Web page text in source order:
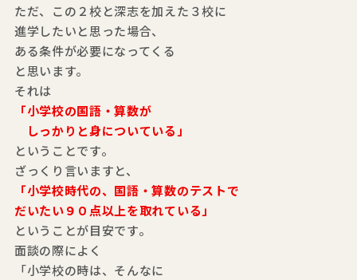
ただ、この２校と深志を加えた３校に
進学したいと思った場合、
ある条件が必要になってくる
と思います。
それは
「小学校の国語・算数が
しっかりと身についている」
ということです。
ざっくり言いますと、
「小学校時代の、国語・算数のテストで
だいたい９０点以上を取れている」
ということが目安です。
面談の際によく
「小学校の時は、そんなに